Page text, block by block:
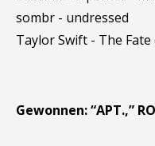
sombr - undressed
Taylor Swift - The
Gewonnen: “APT.,”